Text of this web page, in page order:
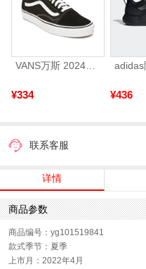
VANS万斯 2024年新款中性OldSkool帆布鞋/硫化鞋VN000D3HY28（延续款）
¥334 ¥436
联系客服
详情
商品参数
商品编号：yg101519841
款式季节：夏季
上市月：2022年4月